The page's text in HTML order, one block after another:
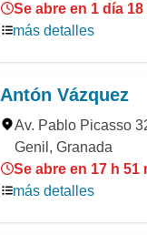
Se abre en 1 día
más detalles
Antón Vázquez
Av. Pablo Picasso
Genil, Granada
Se abre en 17 h 51
más detalles